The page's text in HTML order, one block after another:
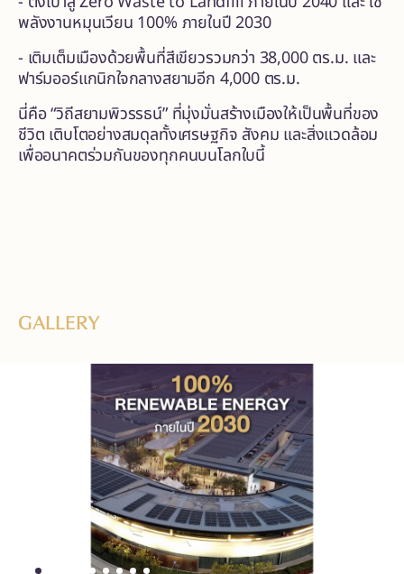
พลังงานหมุนเวียน 100% ภายในปี 2030
- เติมเต็มเมืองด้วยพื้นที่สีเขียวรวมกว่า 38,000 ตร.ม. และ
ฟาร์มออร์แกนิกใจกลางสยามอีก 4,000 ตร.ม.
นี่คือ “วิถีสยามพิวรรธน์” ที่มุ่งมั่นสร้างเมืองให้เป็นพื้นที่ของ
ชีวิต เติบโตอย่างสมดุลทั้งเศรษฐกิจ สังคม และสิ่งแวดล้อม
เพื่ออนาคตร่วมกันของทุกคนบนโลกใบนี้
GALLERY